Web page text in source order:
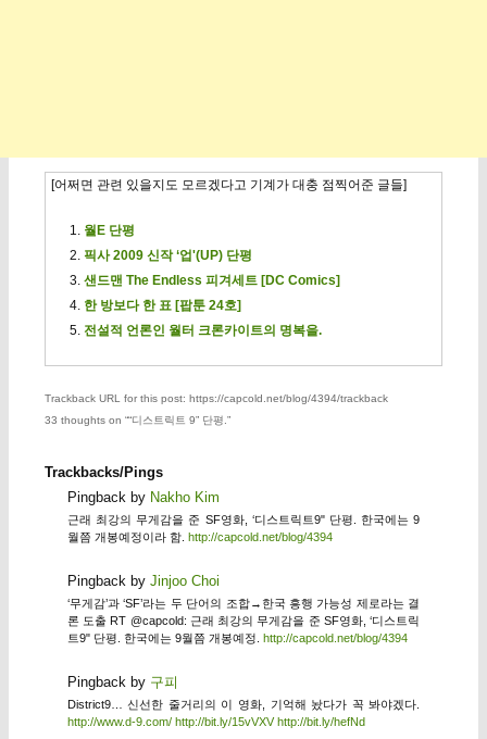
[어쩌면 관련 있을지도 모르겠다고 기계가 대충 점찍어준 글들]
월E 단평
픽사 2009 신작 ‘업'(UP) 단평
샌드맨 The Endless 피겨세트 [DC Comics]
한 방보다 한 표 [팝툰 24호]
전설적 언론인 월터 크론카이트의 명복을.
Trackback URL for this post: https://capcold.net/blog/4394/trackback
33 thoughts on ““디스트릭트 9” 단평. ”
Trackbacks/Pings
Pingback by Nakho Kim
근래 최강의 무게감을 준 SF영화, ‘디스트릭트9" 단평. 한국에는 9
월쯤 개봉예정이라 함. http://capcold.net/blog/4394
Pingback by Jinjoo Choi
‘무게감’과 ‘SF’라는 두 단어의 조합→한국 흥행 가능성 제로라는 결
론 도출 RT @capcold: 근래 최강의 무게감을 준 SF영화, ‘디스트릭
트9" 단평. 한국에는 9월쯤 개봉예정. http://capcold.net/blog/4394
Pingback by 구피
District9… 신선한 줄거리의 이 영화, 기억해 놨다가 꼭 봐야겠다.
http://www.d-9.com/ http://bit.ly/15vVXV http://bit.ly/hefNd